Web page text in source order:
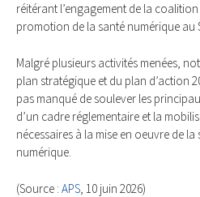
réitérant l’engagement de la
promotion de la santé numérique au
Malgré plusieurs activités menées,
plan stratégique et du plan d’action
pas manqué de soulever les
d’un cadre réglementaire et la
nécessaires à la mise en oeuvre de
numérique.
(Source : APS , 10 juin 2026)